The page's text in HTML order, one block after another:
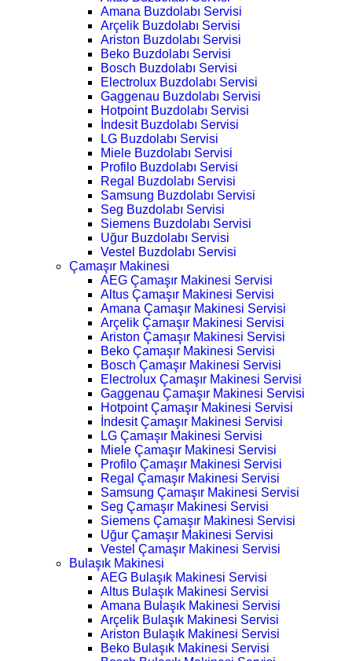
Amana Buzdolabı Servisi
Arçelik Buzdolabı Servisi
Ariston Buzdolabı Servisi
Beko Buzdolabı Servisi
Bosch Buzdolabı Servisi
Electrolux Buzdolabı Servisi
Gaggenau Buzdolabı Servisi
Hotpoint Buzdolabı Servisi
İndesit Buzdolabı Servisi
LG Buzdolabı Servisi
Miele Buzdolabı Servisi
Profilo Buzdolabı Servisi
Regal Buzdolabı Servisi
Samsung Buzdolabı Servisi
Seg Buzdolabı Servisi
Siemens Buzdolabı Servisi
Uğur Buzdolabı Servisi
Vestel Buzdolabı Servisi
Çamaşır Makinesi
AEG Çamaşır Makinesi Servisi
Altus Çamaşır Makinesi Servisi
Amana Çamaşır Makinesi Servisi
Arçelik Çamaşır Makinesi Servisi
Ariston Çamaşır Makinesi Servisi
Beko Çamaşır Makinesi Servisi
Bosch Çamaşır Makinesi Servisi
Electrolux Çamaşır Makinesi Servisi
Gaggenau Çamaşır Makinesi Servisi
Hotpoint Çamaşır Makinesi Servisi
İndesit Çamaşır Makinesi Servisi
LG Çamaşır Makinesi Servisi
Miele Çamaşır Makinesi Servisi
Profilo Çamaşır Makinesi Servisi
Regal Çamaşır Makinesi Servisi
Samsung Çamaşır Makinesi Servisi
Seg Çamaşır Makinesi Servisi
Siemens Çamaşır Makinesi Servisi
Uğur Çamaşır Makinesi Servisi
Vestel Çamaşır Makinesi Servisi
Bulaşık Makinesi
AEG Bulaşık Makinesi Servisi
Altus Bulaşık Makinesi Servisi
Amana Bulaşık Makinesi Servisi
Arçelik Bulaşık Makinesi Servisi
Ariston Bulaşık Makinesi Servisi
Beko Bulaşık Makinesi Servisi